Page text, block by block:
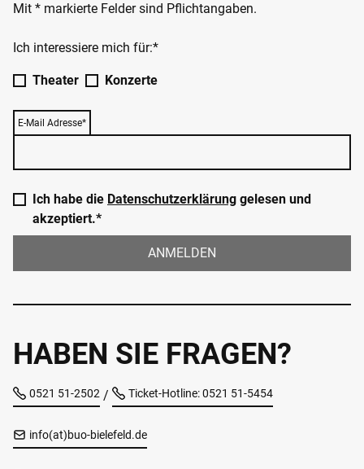
Mit * markierte Felder sind Pflichtangaben.
Ich interessiere mich für:*
Theater Konzerte
E-Mail Adresse*
Ich habe die Datenschutzerklärung gelesen und
akzeptiert.*
ANMELDEN
HABEN SIE FRAGEN?
0521 51-2502 / Ticket-Hotline: 0521 51-5454
info(at)buo-bielefeld.de